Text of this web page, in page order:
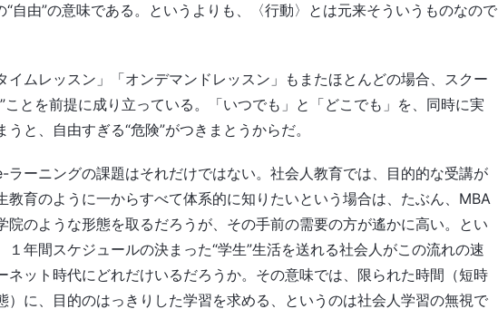
“自由”の意味である。というよりも、〈行動〉とは元来そういうものなので
イムレッスン」「オンデマンドレッスン」もまたほとんどの場合、スクー
ことを前提に成り立っている。「いつでも」と「どこでも」を、同時に実
うと、自由すぎる“危険”がつきまとうからだ。
ラーニングの課題はそれだけではない。社会人教育では、目的的な受講が
教育のように一からすべて体系的に知りたいという場合は、たぶん、MBA
院のような形態を取るだろうが、その手前の需要の方が遙かに高い。とい
１年間スケジュールの決まった“学生”生活を送れる社会人がこの流れの速
ネット時代にどれだけいるだろうか。その意味では、限られた時間（短時
）に、目的のはっきりした学習を求める、というのは社会人学習の無視で